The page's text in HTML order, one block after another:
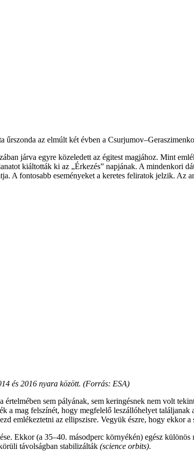
az elmúlt két évben a
járva egyre közeledett az égitest magjához. Mint
kiáltották ki az „Érkezés” napjának. A mindenkori
A fontosabb eseményeket a keretes feliratok jelzik. Az
és 2016 nyara között. (Forrás: ESA)
sem pályának, sem keringésnek nem volt
mag felszínét, hogy megfelelő leszállóhelyet találjanak
emlékeztetni az ellipszisre. Vegyük észre, hogy ekkor
Ekkor (a 35–40. másodperc környékén) egész
távolságban stabilizálták (science orbits).